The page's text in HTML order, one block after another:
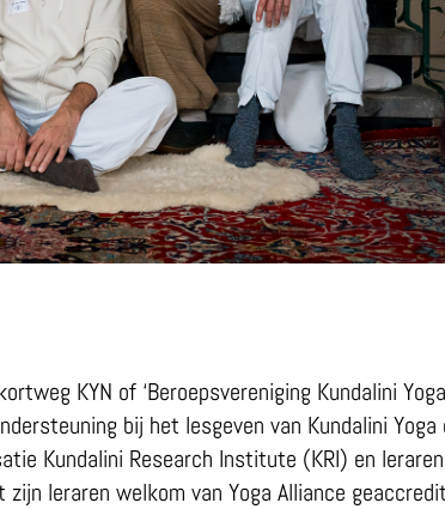
KYN of ‘Beroepsvereniging Kundalini
bij het lesgeven van Kundalini
Kundalini Research Institute (KRI) en
leraren welkom van Yoga Alliance